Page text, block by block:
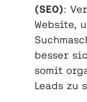
(SEO):
Website,
besser
somit
Leads zu